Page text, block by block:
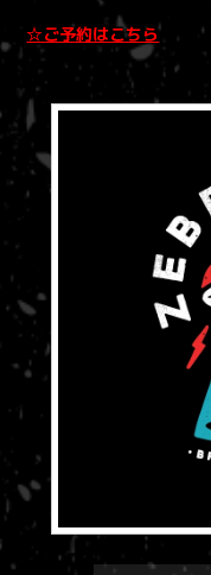
☆ご予約はこちら